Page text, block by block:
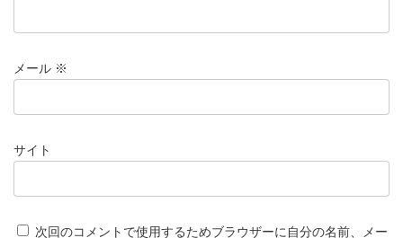
メール ※
サイト
次回のコメントで使用するためブラウザーに自分の名前、メー